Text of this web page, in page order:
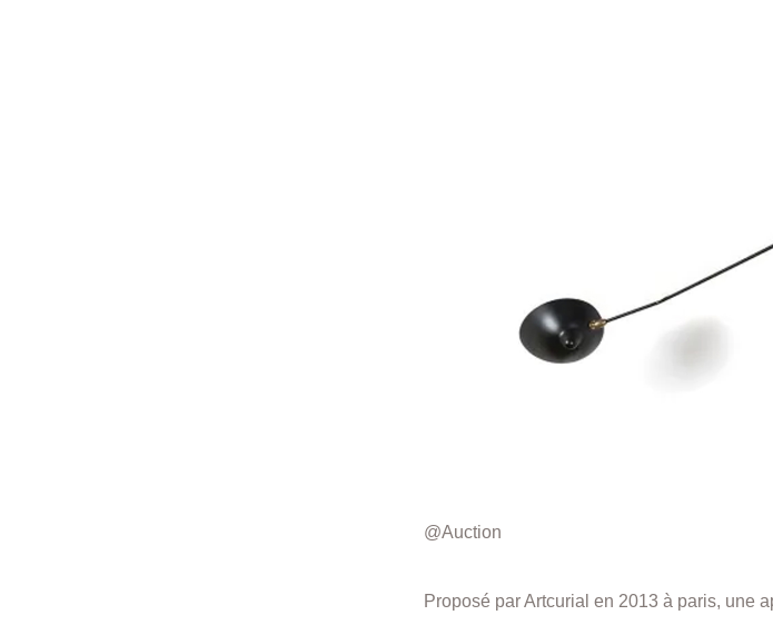
@Auction
Proposé par Artcurial en 2013 à paris, une